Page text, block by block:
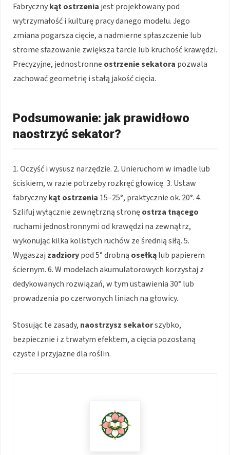
Fabrycznykąt ostrzenia jest projektowany pod
wytrzymałość i kulturę pracy danego modelu. Jego
zmiana pogarsza cięcie, a nadmierne spłaszczenie lub
strome sfazowanie zwiększa tarcie lub kruchość krawędzi.
Precyzyjne, jednostronne ostrzenie sekatora pozwala
zachować geometrię i stałą jakość cięcia.
Podsumowanie: jak prawidłowo
naostrzyć sekator?
1. Oczyść i wysusz narzędzie. 2. Unieruchom w imadle lub
ściskiem, w razie potrzeby rozkręć głowicę. 3. Ustaw
fabrycznykąt ostrzenia 15–25°, praktycznie ok. 20°. 4.
Szlifuj wyłącznie zewnętrzną stronęostrza tnącego
ruchami jednostronnymi od krawędzi na zewnątrz,
wykonując kilka kolistych ruchów ze średnią siłą. 5.
Wygaszaj zadziorypod 5° drobną osełkąlub papierem
ściernym. 6. W modelach akumulatorowych korzystaj z
dedykowanych rozwiązań, w tym ustawienia 30° lub
prowadzenia po czerwonych liniach na głowicy.
Stosując te zasady, naostrzysz sekatorszybko,
bezpiecznie i z trwałym efektem, a cięcia pozostaną
czyste i przyjazne dla roślin.